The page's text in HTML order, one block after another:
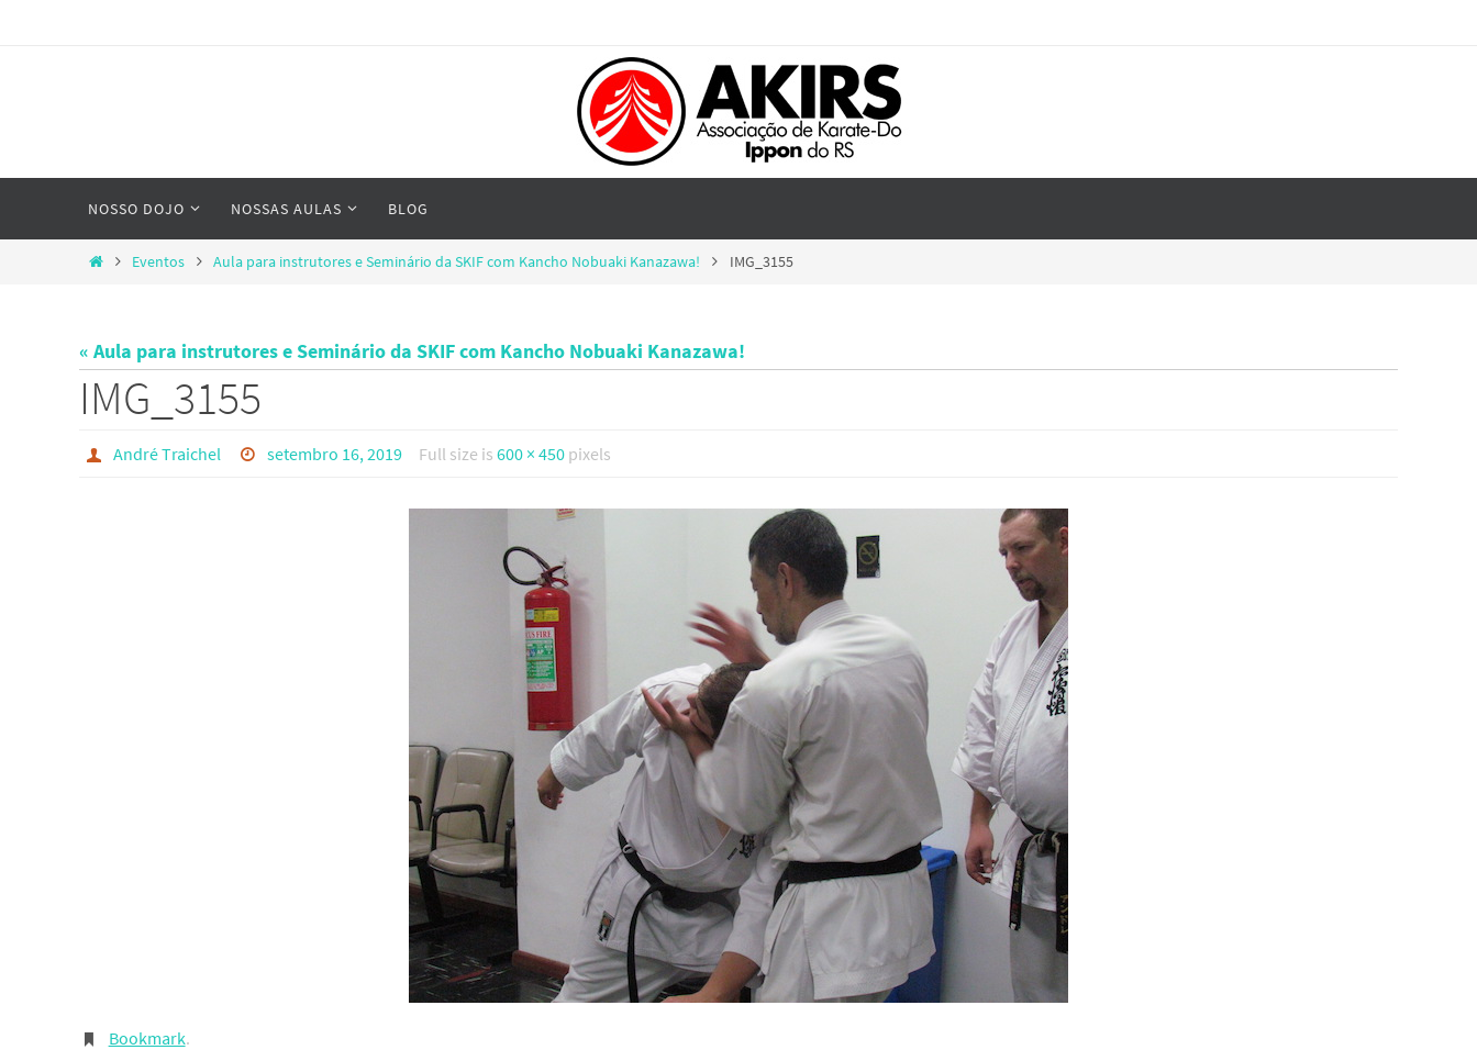
content
NOSSO DOJO NOSSAS AULAS BLOG
HomeEventos Aula para instrutores e Seminário da SKIF com Kancho Nobuaki Kanazawa! IMG_3155
« Aula para instrutores e Seminário da SKIF com Kancho Nobuaki Kanazawa!
IMG_3155
André Traichel setembro 16, 2019 Full size is600 × 450 pixels
Bookmark.